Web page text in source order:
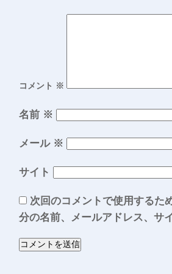
コメント ※
名前 ※
メール ※
サイト
次回のコメントで使用するた
分の名前、メールアドレス、サ